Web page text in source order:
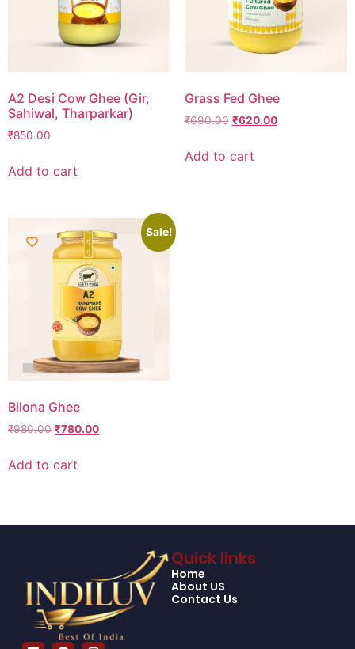
A2 Desi Cow Ghee (Gir,
Sahiwal, Tharparkar)
₹850.00
Add to cart
Grass Fed Ghee
₹690.00 ₹620.00
Add to cart
Sale!
Bilona Ghee
₹980.00 ₹780.00
Add to cart
Quick links
Home
About US
Contact Us